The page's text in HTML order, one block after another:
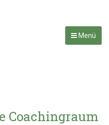
Menü
Coachingraum